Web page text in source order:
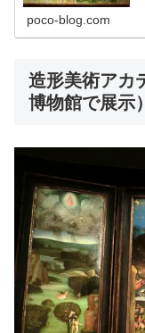
poco-blog.com
造形美術アカ
博物館で展示）